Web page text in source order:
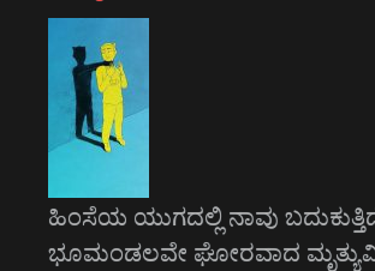
ಹಿಂಸೆಯ ಯುಗದಲ್ಲಿ ನಾವು
ಭೂಮಂಡಲವೇ ಘೋರವಾದ